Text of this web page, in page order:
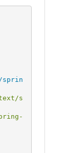
sprin